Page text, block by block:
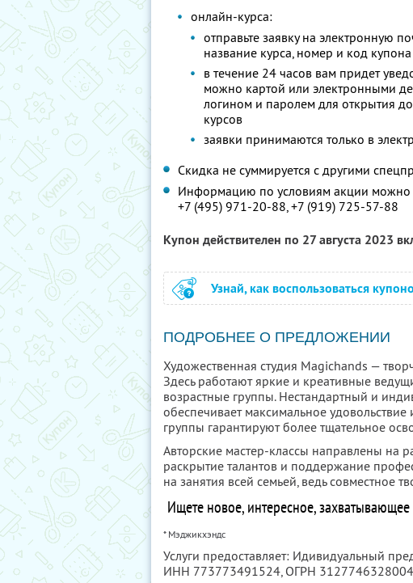
онлайн-курса:
отправьте заявку на электронную
название курса, номер и код купона
в течение 24 часов вам придет
можно картой или электронными
логином и паролем для открытия
курсов
заявки принимаются только в
Скидка не суммируется с другими
Информацию по условиям акции можно
+7 (495) 971-20-88, +7 (919) 725-57-88
Купон действителен по 27 августа 2023
Узнай, как воспользоваться
ПОДРОБНЕЕ О ПРЕДЛОЖЕНИИ
Художественная студия Magichands —
Здесь работают яркие и креативные
возрастные группы. Нестандартный и
обеспечивает максимальное
группы гарантируют более тщательное
Авторские мастер-классы направлены на
раскрытие талантов и поддержание
на занятия всей семьей, ведь совместное
Ищете новое, интересное,
* Мэджикхэндс
Услуги предоставляет: Идивидуальный
ИНН 773773491524, ОГРН